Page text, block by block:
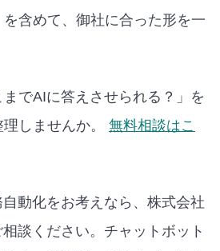
含めて、御社に合った形を一
までAIに答えさせられる？」を
しませんか。 無料相談はこ
動化をお考えなら、株式会社
談ください。チャットボット